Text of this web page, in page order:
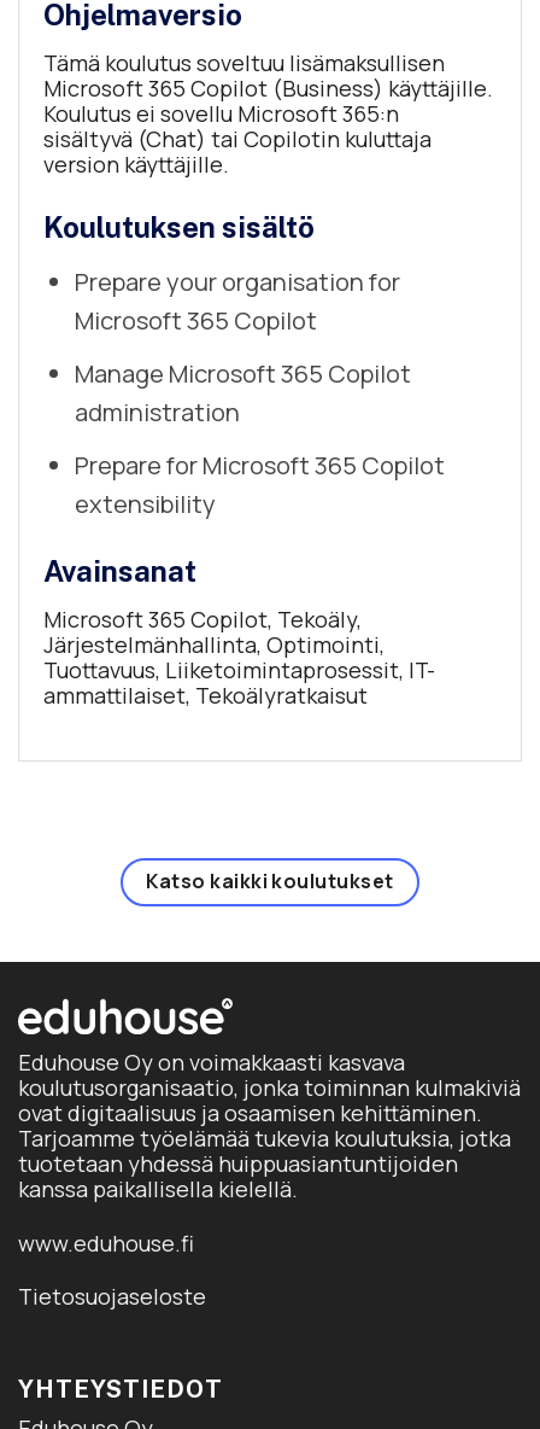
Ohjelmaversio
Tämä koulutus soveltuu lisämaksullisen
Microsoft 365 Copilot (Business) käyttäjille.
Koulutus ei sovellu Microsoft 365:n
sisältyvä (Chat) tai Copilotin kuluttaja
version käyttäjille.
Koulutuksen sisältö
Prepare your organisation for
Microsoft 365 Copilot
Manage Microsoft 365 Copilot
administration
Prepare for Microsoft 365 Copilot
extensibility
Avainsanat
Microsoft 365 Copilot, Tekoäly,
Järjestelmänhallinta, Optimointi,
Tuottavuus, Liiketoimintaprosessit, IT-
ammattilaiset, Tekoälyratkaisut
Katso kaikki koulutukset
Eduhouse Oy on voimakkaasti kasvava
koulutusorganisaatio, jonka toiminnan kulmakiviä
ovat digitaalisuus ja osaamisen kehittäminen.
Tarjoamme työelämää tukevia koulutuksia, jotka
tuotetaan yhdessä huippuasiantuntijoiden
kanssa paikallisella kielellä.
www.eduhouse.fi
Tietosuojaseloste
YHTEYSTIEDOT